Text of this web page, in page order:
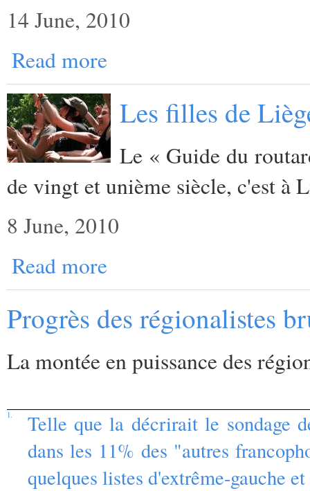
14 June, 2010
Read more
Les filles de
Le « Guide du
de vingt et unième siècle, c'est à
8 June, 2010
Read more
Progrès des régionalistes
La montée en puissance des
1.
Telle que la décrirait le sondage
dans les 11% des "autres
quelques listes d'extrême-gauche